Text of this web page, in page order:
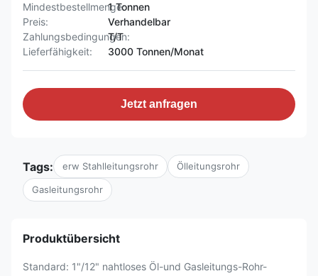
Mindestbestellmenge:1 Tonnen
Preis:
Verhandelbar
Zahlungsbedingungen:
T/T
Lieferfähigkeit:
3000 Tonnen/Monat
Jetzt anfragen
Tags: erw Stahlleitungsrohr Ölleitungsrohr
Gasleitungsrohr
Produktübersicht
Standard: 1"/12" nahtloses Öl-und Gasleitungs-Rohr-